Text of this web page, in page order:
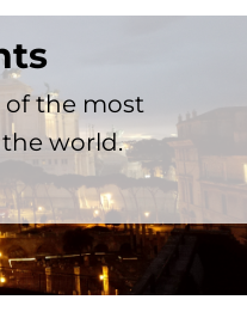
of the most
world.